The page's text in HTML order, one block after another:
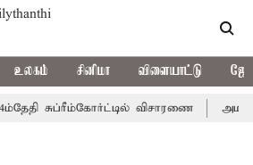
உலகம் சினிமா விளையாட்டு
சுப்ரீம்கோர்ட்டில் விசாரணை